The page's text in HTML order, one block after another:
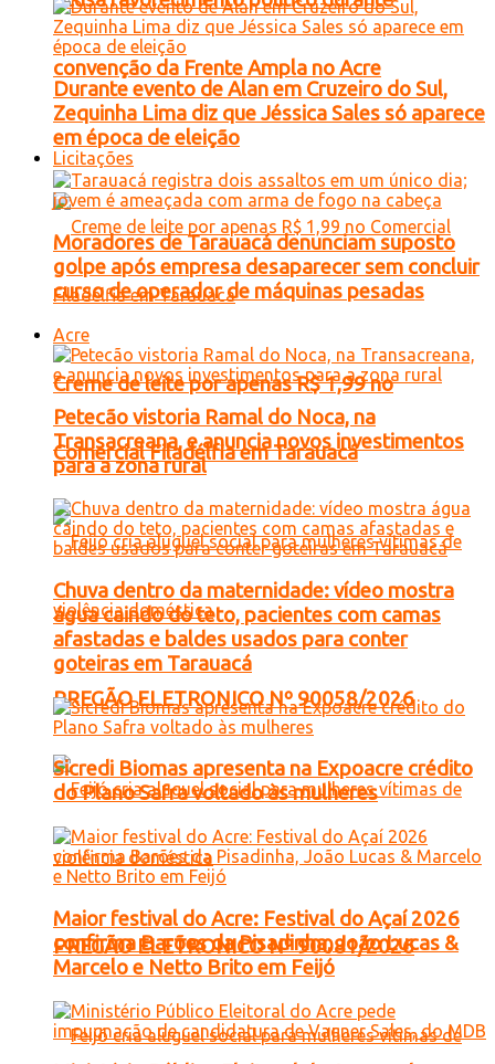
convenção da Frente Ampla no Acre
Licitações
Creme de leite por apenas R$ 1,99 no
Comercial Filadélfia em Tarauacá
PREGÃO ELETRONICO Nº 90058/2026
PREGÃO ELETRONICO Nº 90081/2026
Durante evento de Alan em Cruzeiro do Sul,
Zequinha Lima diz que Jéssica Sales só aparece
em época de eleição
Moradores de Tarauacá denunciam suposto
golpe após empresa desaparecer sem concluir
curso de operador de máquinas pesadas
Acre
Petecão vistoria Ramal do Noca, na
Transacreana, e anuncia novos investimentos
para a zona rural
Chuva dentro da maternidade: vídeo mostra
água caindo do teto, pacientes com camas
afastadas e baldes usados para conter
goteiras em Tarauacá
Sicredi Biomas apresenta na Expoacre crédito
do Plano Safra voltado às mulheres
Maior festival do Acre: Festival do Açaí 2026
confirma Barões da Pisadinha, João Lucas &
Marcelo e Netto Brito em Feijó